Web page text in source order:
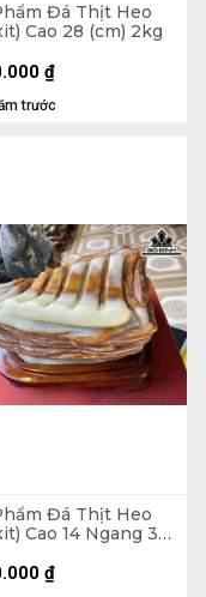
Đá Thịt Heo
Cao 28 (cm) 2kg
trước
₫
Đá Thịt Heo
Cao 14 Ngang 37
₫